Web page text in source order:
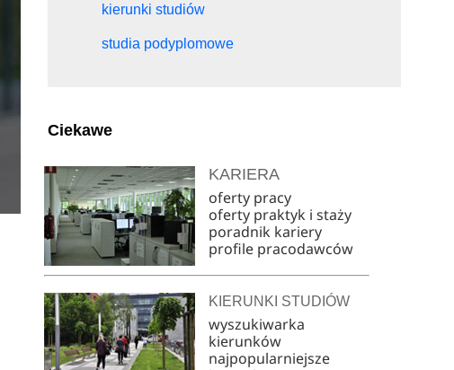
kierunki studiów
studia podyplomowe
Ciekawe
KARIERA
oferty pracy
oferty praktyk i staży
poradnik kariery
profile pracodawców
KIERUNKI STUDIÓW
wyszukiwarka
kierunków
najpopularniejsze